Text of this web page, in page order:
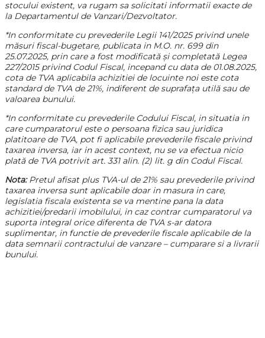
stocului existent, va rugam sa solicitati informatii exacte de
la Departamentul de Vanzari/Dezvoltator.
*In conformitate cu prevederile Legii 141/2025 privind unele
măsuri fiscal-bugetare, publicata in M.O. nr. 699 din
25.07.2025, prin care a fost modificată și completată Legea
227/2015 privind Codul Fiscal, incepand cu data de 01.08.2025,
cota de TVA aplicabila achizitiei de locuinte noi este cota
standard de TVA de 21%, indiferent de suprafața utilă sau de
valoarea bunului.
*In conformitate cu prevederile Codului Fiscal, in situatia in
care cumparatorul este o persoana fizica sau juridica
platitoare de TVA, pot fi aplicabile prevederile fiscale privind
taxarea inversa, iar in acest context, nu se va efectua nicio
plată de TVA potrivit art. 331 alin. (2) lit. g din Codul Fiscal.
Nota:Pretul afisat plus TVA-ul de 21% sau prevederile privind
taxarea inversa sunt aplicabile doar in masura in care,
legislatia fiscala existenta se va mentine pana la data
achizitiei/predarii imobilului, in caz contrar cumparatorul va
suporta integral orice diferenta de TVA s-ar datora
suplimentar, in functie de prevederile fiscale aplicabile de la
data semnarii contractului de vanzare – cumparare si a livrarii
bunului.